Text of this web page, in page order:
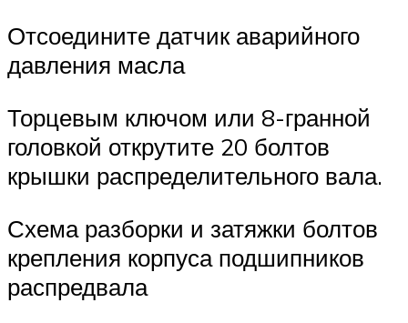
Отсоедините датчик аварийного
давления масла
Торцевым ключом или 8-гранной
головкой открутите 20 болтов
крышки распределительного вала.
Схема разборки и затяжки болтов
крепления корпуса подшипников
распредвала